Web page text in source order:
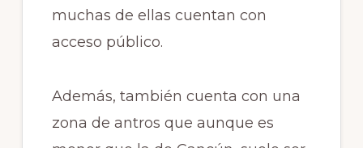
muchas de ellas cuentan con
acceso público.
Además, también cuenta con una
zona de antros que aunque es